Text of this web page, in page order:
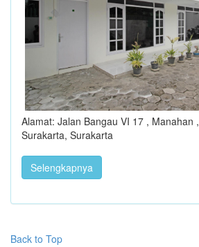
Alamat: Jalan Bangau VI 17 , Manahan
Surakarta, Surakarta
Selengkapnya
Back to Top